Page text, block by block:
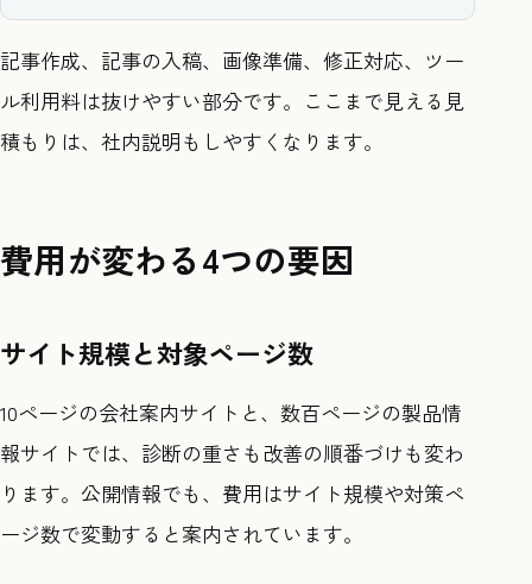
記事作成、記事の入稿、画像準備、修正対応、ツー
ル利用料は抜けやすい部分です。ここまで見える見
積もりは、社内説明もしやすくなります。
費用が変わる4つの要因
サイト規模と対象ページ数
10ページの会社案内サイトと、数百ページの製品情
報サイトでは、診断の重さも改善の順番づけも変わ
ります。公開情報でも、費用はサイト規模や対策ペ
ージ数で変動すると案内されています。